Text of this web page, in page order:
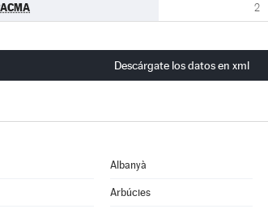
2
Descárgate los datos en xml
Albanyà
Arbúcies